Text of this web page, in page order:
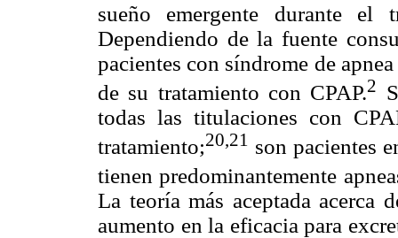
sueño emergente durante el
Dependiendo de la fuente
pacientes con síndrome de
de su tratamiento con CPAP.2
todas las titulaciones con
tratamiento;20,21 son pacientes
tienen predominantemente
La teoría más aceptada acerca
aumento en la eficacia para